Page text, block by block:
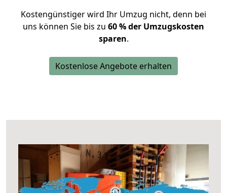
Kostengünstiger wird Ihr Umzug nicht, denn bei
uns können Sie bis zu 60 % der Umzugskosten
sparen.
Kostenlose Angebote erhalten